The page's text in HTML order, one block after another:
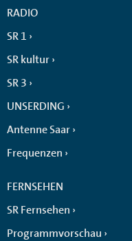
RADIO
SR 1
SR kultur
SR 3
UNSERDING
Antenne Saar
Frequenzen
FERNSEHEN
SR Fernsehen
Programmvorschau